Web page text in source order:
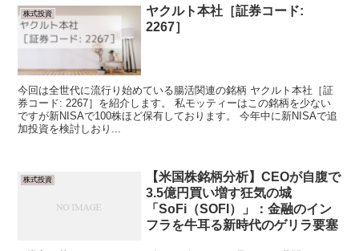
株式投資
ヤクルト本社［証券コード:
2267］
今回は全世代に流行り始めている腸活関連の銘柄 ヤクルト本社［証
券コード: 2267］を紹介します。 私モッティーはこの銘柄を少ない
ですが新NISAで100株ほど保有しております。 今年中に新NISAで追
加投資を検討しおり...
株式投資
【米国株銘柄分析】CEOが自腹で
3.5億円買い増す狂気の城
「SoFi（SOFI）」：金融のイン
フラを牛耳る新時代のゲリラ要塞